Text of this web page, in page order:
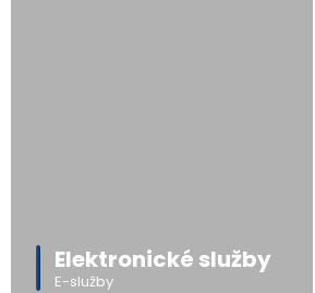
Elektronické služby
E-služby